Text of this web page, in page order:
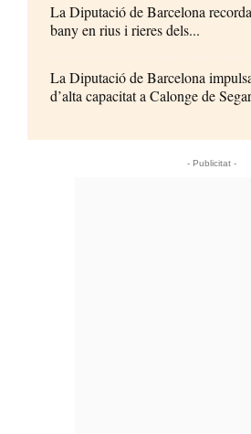
La Diputació de Barcelona
bany en rius i rieres dels...
La Diputació de Barcelona
d’alta capacitat a Calonge de
- Publicitat -